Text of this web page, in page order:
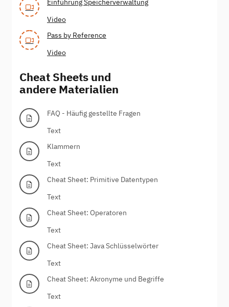
Einführung Speicherverwaltung
Video
Pass by Reference
Video
Cheat Sheets und
andere Materialien
FAQ - Häufig gestellte Fragen
Text
Klammern
Text
Cheat Sheet: Primitive Datentypen
Text
Cheat Sheet: Operatoren
Text
Cheat Sheet: Java Schlüsselwörter
Text
Cheat Sheet: Akronyme und Begriffe
Text